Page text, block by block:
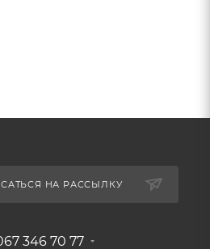
НА РАССЫЛКУ
346 70 77